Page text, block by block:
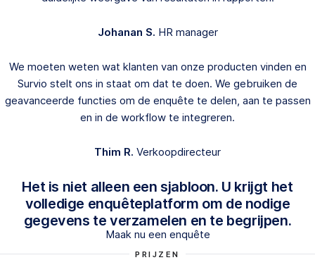
Johanan S. HR manager
We moeten weten wat klanten van onze producten vinden en
Survio stelt ons in staat om dat te doen. We gebruiken de
geavanceerde functies om de enquête te delen, aan te passen
en in de workflow te integreren.
Thim R. Verkoopdirecteur
Het is niet alleen een sjabloon. U krijgt het
volledige enquêteplatform om de nodige
gegevens te verzamelen en te begrijpen.
Maak nu een enquête
PRIJZEN